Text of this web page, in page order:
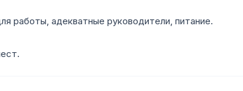
работы, адекватные руководители, питание.